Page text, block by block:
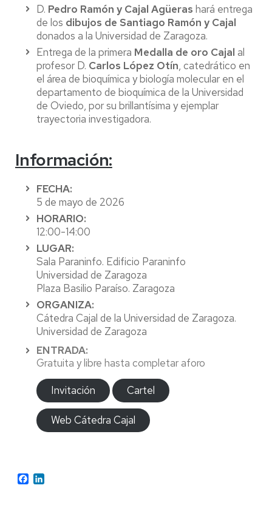
D. Pedro Ramón y Cajal Agüeras hará entrega
de los dibujos de Santiago Ramón y Cajal
donados a la Universidad de Zaragoza.
Entrega de la primera Medalla de oro Cajal al
profesor D. Carlos López Otín, catedrático en
el área de bioquímica y biología molecular en el
departamento de bioquímica de la Universidad
de Oviedo, por su brillantísima y ejemplar
trayectoria investigadora.
Información:
FECHA:
5 de mayo de 2026
HORARIO:
12:00-14:00
LUGAR:
Sala Paraninfo. Edificio Paraninfo
Universidad de Zaragoza
Plaza Basilio Paraíso. Zaragoza
ORGANIZA:
Cátedra Cajal de la Universidad de Zaragoza.
Universidad de Zaragoza
ENTRADA:
Gratuita y libre hasta completar aforo
Invitación Cartel
Web Cátedra Cajal
Facebook